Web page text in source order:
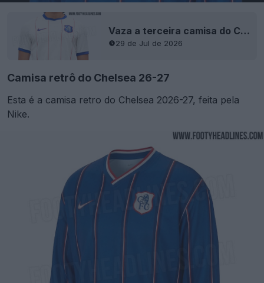
Vaza a terceira camisa do Chelsea para 26-27
29 de Jul de 2026
Camisa retrô do Chelsea 26-27
Esta é a camisa retro do Chelsea 2026-27, feita pela
Nike.